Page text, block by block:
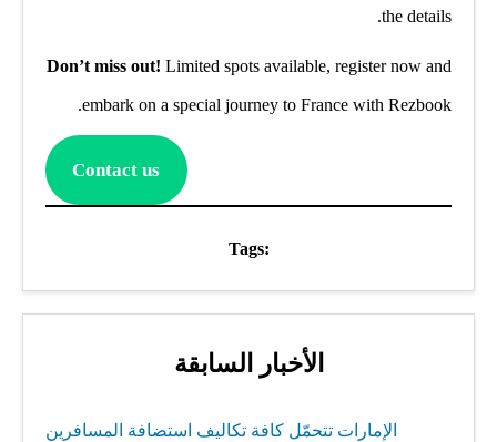
the details.
Don’t miss out! Limited spots available, register now and
embark on a special journey to France with Rezbook.
Contact us
Tags:
الأخبار السابقة
الإمارات تتحمّل كافة تكاليف استضافة المسافرين